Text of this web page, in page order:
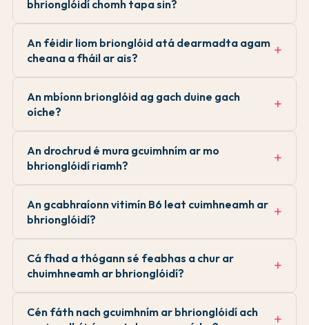
bhrionglóidí chomh tapa sin?
An féidir liom brionglóid atá dearmadta agam
cheana a fháil ar ais?
An mbíonn brionglóid ag gach duine gach
oíche?
An drochrud é mura gcuimhním ar mo
bhrionglóidí riamh?
An gcabhraíonn vitimín B6 leat cuimhneamh ar
bhrionglóidí?
Cá fhad a thógann sé feabhas a chur ar
chuimhneamh ar bhrionglóidí?
Cén fáth nach gcuimhním ar bhrionglóidí ach